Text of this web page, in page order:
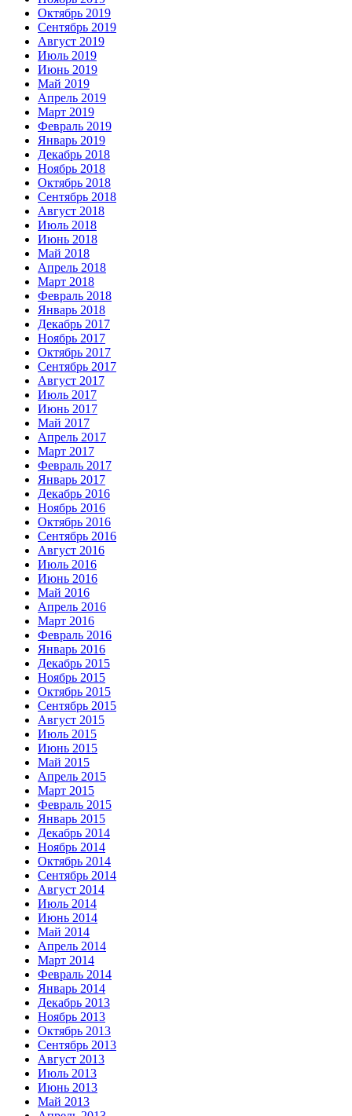
Октябрь 2019
Сентябрь 2019
Август 2019
Июль 2019
Июнь 2019
Май 2019
Апрель 2019
Март 2019
Февраль 2019
Январь 2019
Декабрь 2018
Ноябрь 2018
Октябрь 2018
Сентябрь 2018
Август 2018
Июль 2018
Июнь 2018
Май 2018
Апрель 2018
Март 2018
Февраль 2018
Январь 2018
Декабрь 2017
Ноябрь 2017
Октябрь 2017
Сентябрь 2017
Август 2017
Июль 2017
Июнь 2017
Май 2017
Апрель 2017
Март 2017
Февраль 2017
Январь 2017
Декабрь 2016
Ноябрь 2016
Октябрь 2016
Сентябрь 2016
Август 2016
Июль 2016
Июнь 2016
Май 2016
Апрель 2016
Март 2016
Февраль 2016
Январь 2016
Декабрь 2015
Ноябрь 2015
Октябрь 2015
Сентябрь 2015
Август 2015
Июль 2015
Июнь 2015
Май 2015
Апрель 2015
Март 2015
Февраль 2015
Январь 2015
Декабрь 2014
Ноябрь 2014
Октябрь 2014
Сентябрь 2014
Август 2014
Июль 2014
Июнь 2014
Май 2014
Апрель 2014
Март 2014
Февраль 2014
Январь 2014
Декабрь 2013
Ноябрь 2013
Октябрь 2013
Сентябрь 2013
Август 2013
Июль 2013
Июнь 2013
Май 2013